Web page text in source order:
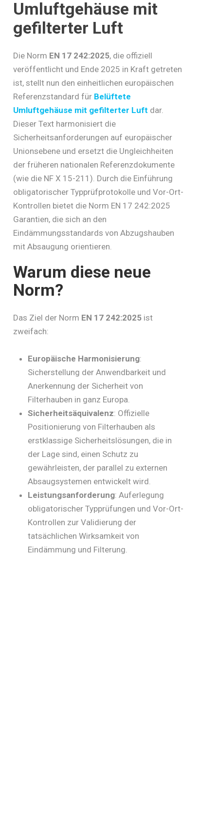
next
section
Umluftgehäuse mit
gefilterter Luft
Die Norm EN 17 242:2025, die offiziell
veröffentlicht und Ende 2025 in Kraft getreten
ist, stellt nun den einheitlichen europäischen
Referenzstandard für Belüftete
Umluftgehäuse mit gefilterter Luft dar.
Dieser Text harmonisiert die
Sicherheitsanforderungen auf europäischer
Unionsebene und ersetzt die Ungleichheiten
der früheren nationalen Referenzdokumente
(wie die NF X 15-211). Durch die Einführung
obligatorischer Typprüfprotokolle und Vor-Ort-
Kontrollen bietet die Norm EN 17 242:2025
Garantien, die sich an den
Eindämmungsstandards von Abzugshauben
mit Absaugung orientieren.
Warum diese neue
Norm?
Das Ziel der Norm EN 17 242:2025 ist
zweifach:
Europäische Harmonisierung:
Sicherstellung der Anwendbarkeit und
Anerkennung der Sicherheit von
Filterhauben in ganz Europa.
Sicherheitsäquivalenz: Offizielle
Positionierung von Filterhauben als
erstklassige Sicherheitslösungen, die in
der Lage sind, einen Schutz zu
gewährleisten, der parallel zu externen
Absaugsystemen entwickelt wird.
Leistungsanforderung: Auferlegung
obligatorischer Typprüfungen und Vor-Ort-
Kontrollen zur Validierung der
tatsächlichen Wirksamkeit von
Eindämmung und Filterung.